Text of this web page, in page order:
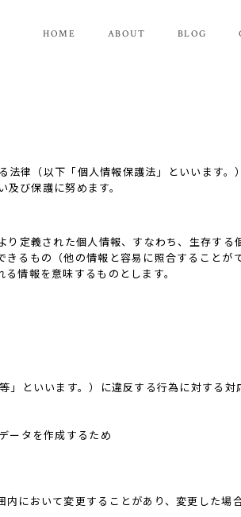
HOME ABOUT BLOG
律（以下「個人情報保護法」といいます。
び保護に努めます。
定義された個人情報、すなわち、生存する
るもの（他の情報と容易に照合することが
情報を意味するものとします。
」といいます。）に違反する行為に対する対
ータを作成するため
において変更することがあり、変更した場